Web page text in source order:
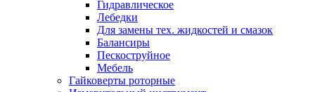
Гидравлическое
Лебедки
Для замены тех. жидкостей и смазок
Балансиры
Пескоструйное
Мебель
Гайковерты роторные